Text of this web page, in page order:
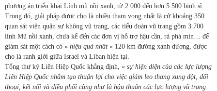
phương án triển khai Lính mũ nồi xanh, từ 2.000 đến hơn 5.500 binh sĩ.
Trong đó, giải pháp được cho là nhiều tham vọng nhất là cử khoảng 350
quan sát viên quân sự không vũ trang, các tiểu đoàn vũ trang gồm 3.700
lính Mũ nồi xanh, chưa kể đến các đơn vị hỗ trợ hậu cần, rà phá mìn… để
giám sát một cách có « hiệu quả nhất » 120 km đường xanh dương, được
cho là ranh giới giữa Israel và Liban hiện tại.
Tổng thư ký Liên Hiệp Quốc khẳng định, « sự hiện diện của các lực lượng
Liên Hiệp Quốc nhằm tạo thuận lợi cho việc giảm leo thang xung đột, đối
thoại, kết nối và điều phối cũng như là hậu thuẫn các lực lượng vũ trang